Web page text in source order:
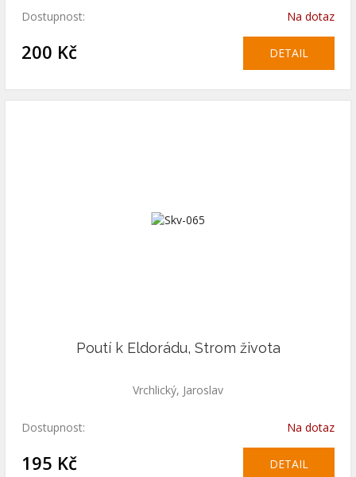
Dostupnost: Na dotaz
200 Kč DETAIL
Poutí k Eldorádu, Strom života
Vrchlický, Jaroslav
Dostupnost: Na dotaz
195 Kč DETAIL